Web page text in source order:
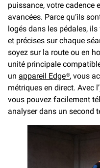
puissance, votre cadence
avancées. Parce qu’ils
logés dans les pédales,
et précises sur chaque
soyez sur la route ou en
unité principale
un appareil Edge®, vous
métriques en direct. Avec l’
vous pouvez facilement
analyser dans un second